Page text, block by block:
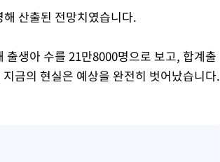
산출된 전망치였습니다.
생아 수를 21만8000명으로 보고, 합계출
금의 현실은 예상을 완전히 벗어났습니다.